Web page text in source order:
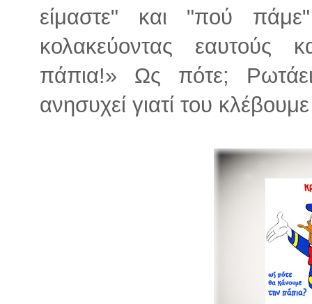
είμαστε" και "πού
κολακεύοντας εαυτούς
πάπια!» Ως πότε;
ανησυχεί γιατί του